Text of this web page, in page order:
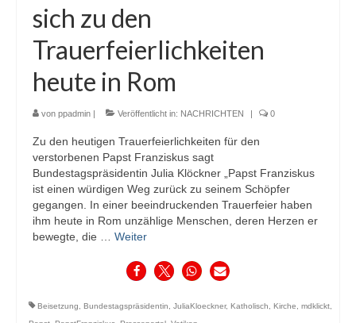
sich zu den
Trauerfeierlichkeiten
heute in Rom
von ppadmin Veröffentlicht in: NACHRICHTEN 0
Zu den heutigen Trauerfeierlichkeiten für den
verstorbenen Papst Franziskus sagt
Bundestagspräsidentin Julia Klöckner „Papst Franziskus
ist einen würdigen Weg zurück zu seinem Schöpfer
gegangen. In einer beeindruckenden Trauerfeier haben
ihm heute in Rom unzählige Menschen, deren Herzen er
bewegte, die … Weiter
Beisetzung, Bundestagspräsidentin, JuliaKloeckner, Katholisch, Kirche, mdklickt,